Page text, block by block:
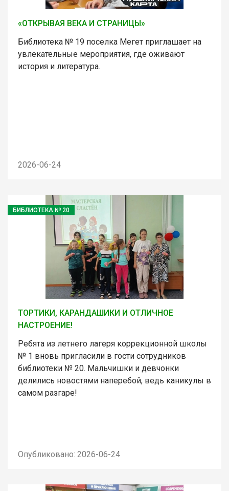
«ОТКРЫВАЯ ВЕКА И СТРАНИЦЫ»
Библиотека № 19 поселка Мегет приглашает на
увлекательные мероприятия, где оживают
история и литература.
2026-06-24
БИБЛИОТЕКА № 20
ТОРТИКИ, КАРАНДАШИКИ И ОТЛИЧНОЕ
НАСТРОЕНИЕ!
Ребята из летнего лагеря коррекционной школы
№ 1 вновь пригласили в гости сотрудников
библиотеки № 20. Мальчишки и девчонки
делились новостями наперебой, ведь каникулы в
самом разгаре!
Опубликовано: 2026-06-24